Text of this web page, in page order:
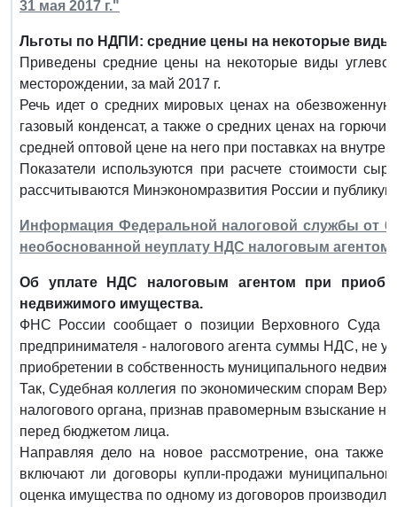
31 мая 2017 г."
Льготы по НДПИ: средние цены на некоторые виды
Приведены средние цены на некоторые виды
месторождении, за май 2017 г.
Речь идет о средних мировых ценах на
газовый конденсат, а также о средних ценах на
средней оптовой цене на него при поставках на
Показатели используются при расчете стоимости
рассчитываются Минэкономразвития России и
Информация Федеральной налоговой службы от
необоснованной неуплату НДС налоговым агентом"
Об уплате НДС налоговым агентом при
недвижимого имущества.
ФНС России сообщает о позиции Верховного Суда
предпринимателя - налогового агента суммы НДС, не
приобретении в собственность муниципального
Так, Судебная коллегия по экономическим спорам
налогового органа, признав правомерным взыскание
перед бюджетом лица.
Направляя дело на новое рассмотрение, она также
включают ли договоры купли-продажи
оценка имущества по одному из договоров